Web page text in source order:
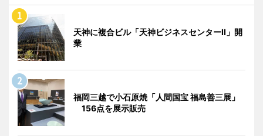
天神に複合ビル「天神ビジネスセンターII」開
業
福岡三越で小石原焼「人間国宝 福島善三展」
156点を展示販売